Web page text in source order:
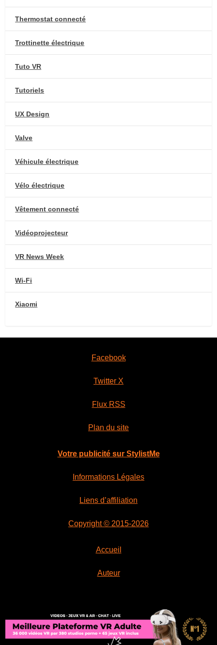
Thermostat connecté
Trottinette électrique
Tuto VR
Tutoriels
UX Design
Valve
Véhicule électrique
Vélo électrique
Vêtement connecté
Vidéoprojecteur
VR News Week
Wi-Fi
Xiaomi
Facebook
Twitter X
Flux RSS
Plan du site
Votre publicité sur StylistMe
Informations Légales
Liens d’affiliation
Copyright © 2015-2026
Accueil
Auteur